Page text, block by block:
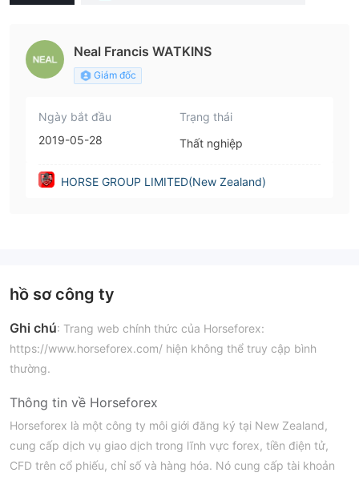
Neal Francis WATKINS
Giám đốc
Ngày bắt đầu
2019-05-28
Trạng thái
Thất nghiệp
HORSE GROUP LIMITED(New Zealand)
hồ sơ công ty
Ghi chú: Trang web chính thức của Horseforex:
https://www.horseforex.com/ hiện không thể truy cập bình
thường.
Thông tin về Horseforex
Horseforex là một công ty môi giới đăng ký tại New Zealand,
cung cấp dịch vụ giao dịch trong lĩnh vực forex, tiền điện tử,
CFD trên cổ phiếu, chỉ số và hàng hóa. Nó cung cấp tài khoản